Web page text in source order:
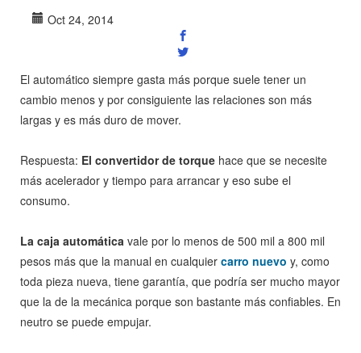
Oct 24, 2014
El automático siempre gasta más porque suele tener un
cambio menos y por consiguiente las relaciones son más
largas y es más duro de mover.
Respuesta: El convertidor de torque hace que se necesite
más acelerador y tiempo para arrancar y eso sube el
consumo.
La caja automática vale por lo menos de 500 mil a 800 mil
pesos más que la manual en cualquier carro nuevo y, como
toda pieza nueva, tiene garantía, que podría ser mucho mayor
que la de la mecánica porque son bastante más confiables. En
neutro se puede empujar.